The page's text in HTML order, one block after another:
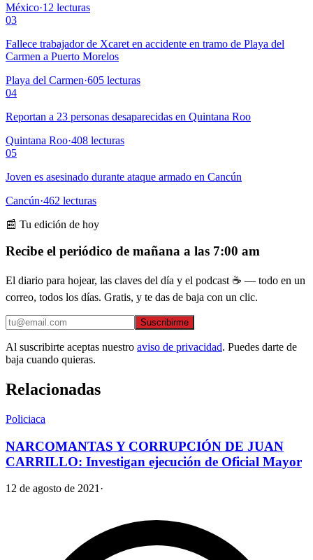
México·12 lecturas
03
Fallece trabajador de Xcaret en accidente en tramo de Playa del
Carmen a Puerto Morelos
Playa del Carmen·605 lecturas
04
Reportan a 23 personas desaparecidas en Quintana Roo
Quintana Roo·408 lecturas
05
Joven es asesinado durante ataque armado en Cancún
Cancún·462 lecturas
📰 Tu edición de hoy
Recibe el periódico de mañana a las 7:00 am
El diario para hojear, las claves del día y el podcast ☕ — todo en un
correo, todos los días. Gratis, y te das de baja con un clic.
Suscribirme
Al suscribirte aceptas nuestro aviso de privacidad. Puedes darte de
baja cuando quieras.
Relacionadas
Policiaca
NARCOMANTAS Y CORRUPCIÓN DE JUAN
CARRILLO: Investigan ejecución de Oficial Mayor
12 de agosto de 2021 ·